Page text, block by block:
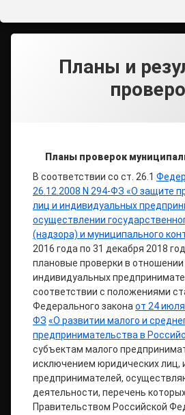
Планы и
Планы проверок
В соответствии со ст. 26.1
26.12.2008 N 294-ФЗ «О защите
лиц и индивидуальных
осуществлении
(надзора) и муниципального
2016 года по 31 декабря 2018
плановые проверки в
индивидуальных
соответствии с положениями
Федерального закона от 24
ФЗ «О развитии малого и
предпринимательства в
субъектам малого
исключением юридических лиц,
предпринимателей,
деятельности, перечень
Правительством Российской